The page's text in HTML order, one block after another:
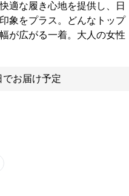
適な履き心地を提供し、日
象をプラス。どんなトップ
が広がる一着。大人の女性
でお届け予定